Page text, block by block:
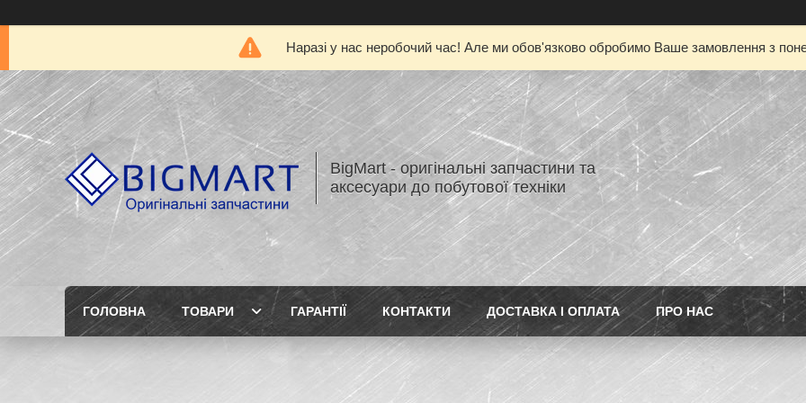
Наразі у нас неробочий час! Але ми обов'язково обробимо Ваше замовлення з
BigMart - оригінальні запчастини та
аксесуари до побутової техніки
ГОЛОВНА ТОВАРИ ГАРАНТІЇ КОНТАКТИ ДОСТАВКА І ОПЛАТА ПРО НАС